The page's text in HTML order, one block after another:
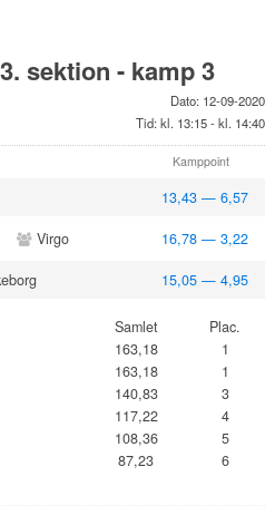
sektion - kamp 3
Dato: 12-09-2020
Tid: kl. 13:15 - kl. 14:40
Kamppoint
13,43 — 6,57
Virgo 16,78 — 3,22
15,05 — 4,95
Samlet
Plac.
163,18
1
163,18
1
140,83
3
117,22
4
108,36
5
87,23 6